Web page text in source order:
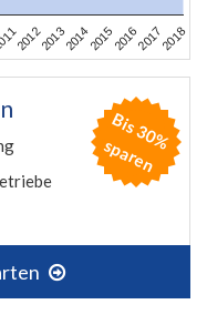
2012201320142015201620172018
B
is
3
0
%
s
p
a
r
e
n